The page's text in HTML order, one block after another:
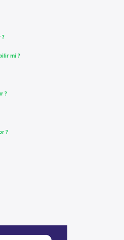
?
mi ?
?
?